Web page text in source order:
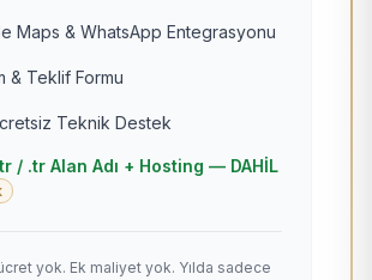
Maps & WhatsApp Entegrasyonu
& Teklif Formu
Teknik Destek
/ .tr Alan Adı + Hosting — DAHİL
yok. Ek maliyet yok. Yılda sadece